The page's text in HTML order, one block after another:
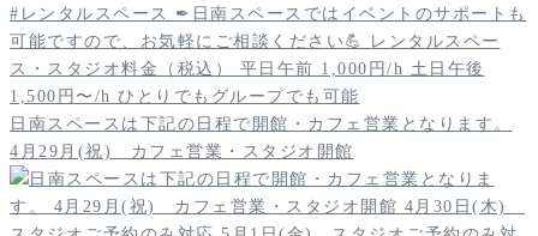
日南スペースは下記の日程で開館・カフェ営業となります。
4月29月(祝) カフェ営業・スタジオ開館